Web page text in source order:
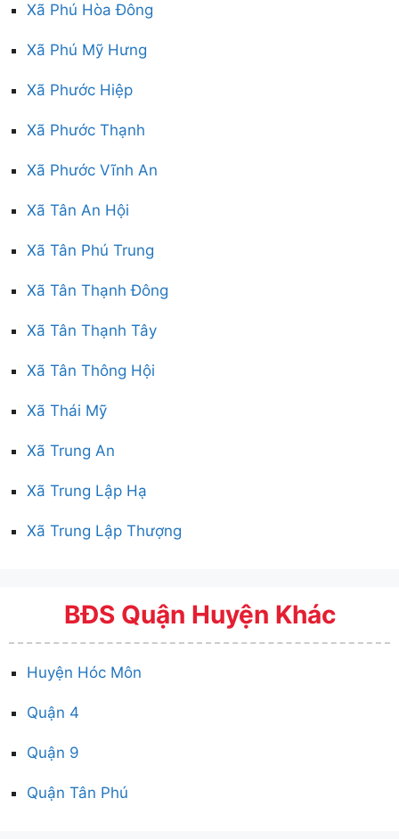
Xã Phú Hòa Đông
Xã Phú Mỹ Hưng
Xã Phước Hiệp
Xã Phước Thạnh
Xã Phước Vĩnh An
Xã Tân An Hội
Xã Tân Phú Trung
Xã Tân Thạnh Đông
Xã Tân Thạnh Tây
Xã Tân Thông Hội
Xã Thái Mỹ
Xã Trung An
Xã Trung Lập Hạ
Xã Trung Lập Thượng
BĐS Quận Huyện Khác
Huyện Hóc Môn
Quận 4
Quận 9
Quận Tân Phú